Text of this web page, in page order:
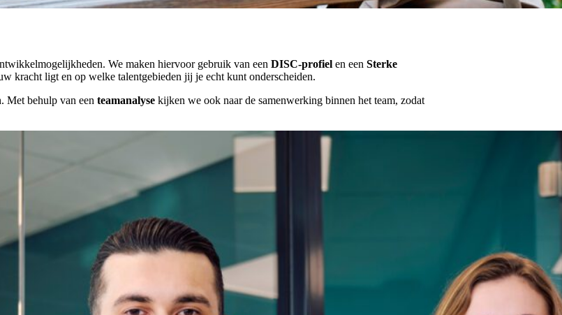
We maken hiervoor gebruik van een DISC-profiel en een Sterke
kracht ligt en op welke talentgebieden jij je echt kunt onderscheiden.
Met behulp van een teamanalyse kijken we ook naar de samenwerking binnen het team, zodat